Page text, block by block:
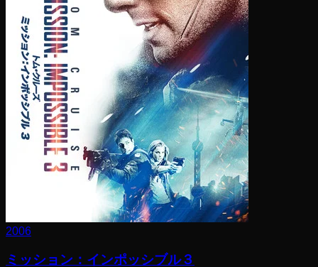
2006
ミッション：インポッシブル３